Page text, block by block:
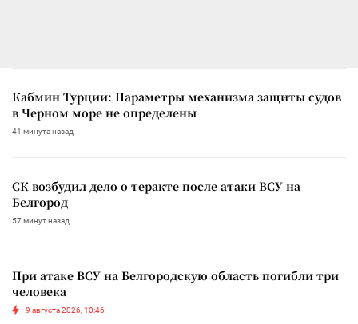
Кабмин Турции: Параметры механизма защиты судов
в Черном море не определены
41 минута назад
СК возбудил дело о теракте после атаки ВСУ на
Белгород
57 минут назад
При атаке ВСУ на Белгородскую область погибли три
человека
9 августа 2026, 10:46